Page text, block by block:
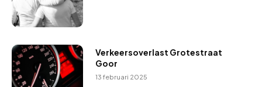
Verkeersoverlast Grotestraat
Goor
13 februari 2025